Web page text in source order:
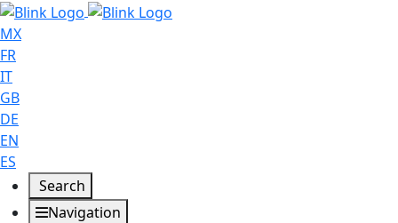
MX
FR
IT
GB
DE
EN
ES
Search
Navigation